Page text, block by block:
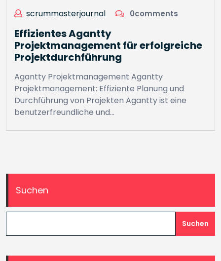
scrummasterjournal 0comments
Effizientes Agantty
Projektmanagement für erfolgreiche
Projektdurchführung
Agantty Projektmanagement Agantty
Projektmanagement: Effiziente Planung und
Durchführung von Projekten Agantty ist eine
benutzerfreundliche und…
Suchen
Suchen